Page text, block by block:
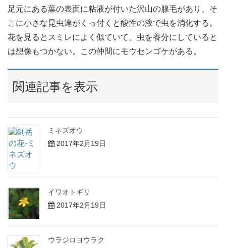
足元にある葉の表面に粘液が付いた沢山の腺毛があり、そ
こに小さな昆虫達がくっ付くと酸性の液で虫を消化する。
花を見るとスミレによく似ていて、虫を養分にしていると
は想像もつかない。この仲間にモウセンゴケがある。
関連記事を表示
ミネズオウ
2017年2月19日
イワオトギリ
2017年2月19日
ウラジロヨウラク